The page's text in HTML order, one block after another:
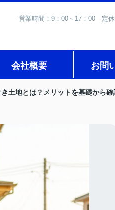
営業時間：9：00～17：00
会社概要 お問
土地とは？メリットを基礎から